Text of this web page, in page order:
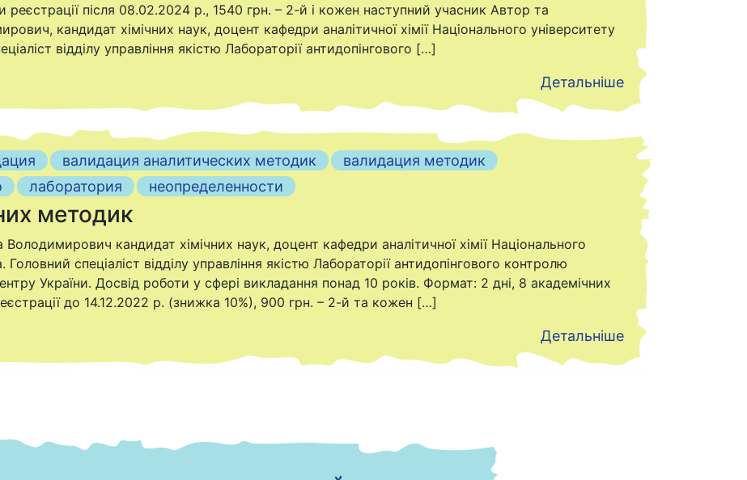
реєстрації після 08.02.2024 р., 1540 грн. – 2-й і кожен наступний учасник Автор та
кандидат хімічних наук, доцент кафедри аналітичної хімії Національного університету
відділу управління якістю Лабораторії антидопінгового […]
Детальніше
валидация аналитических методик
валидация методик
лаборатория неопределенности
методик
кандидат хімічних наук, доцент кафедри аналітичної хімії Національного
спеціаліст відділу управління якістю Лабораторії антидопінгового контролю
України. Досвід роботи у сфері викладання понад 10 років. Формат: 2 дні, 8 академічних
до 14.12.2022 р. (знижка 10%), 900 грн. – 2-й та кожен […]
Детальніше